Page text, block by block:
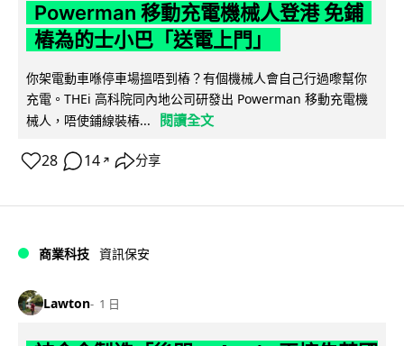
Powerman 移動充電機械人登港 免鋪
樁為的士小巴「送電上門」
你架電動車喺停車場搵唔到樁？有個機械人會自己行過嚟幫你
充電。THEi 高科院同內地公司研發出 Powerman 移動充電機
械人，唔使鋪線裝樁...
閱讀全文
28 14 ↗ 分享
商業科技 資訊保安
Lawton 1 日